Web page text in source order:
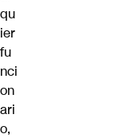
qu
ier
fu
nci
on
ari
o,